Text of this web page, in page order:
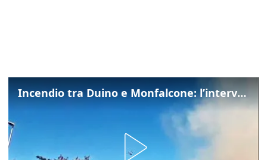
Incendio tra Duino e Monfalcone: l’intervento dei vigili del fuoco